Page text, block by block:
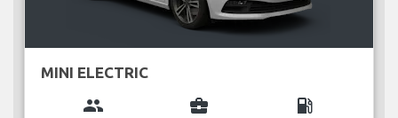
MINI ELECTRIC
group business_center local_gas_station